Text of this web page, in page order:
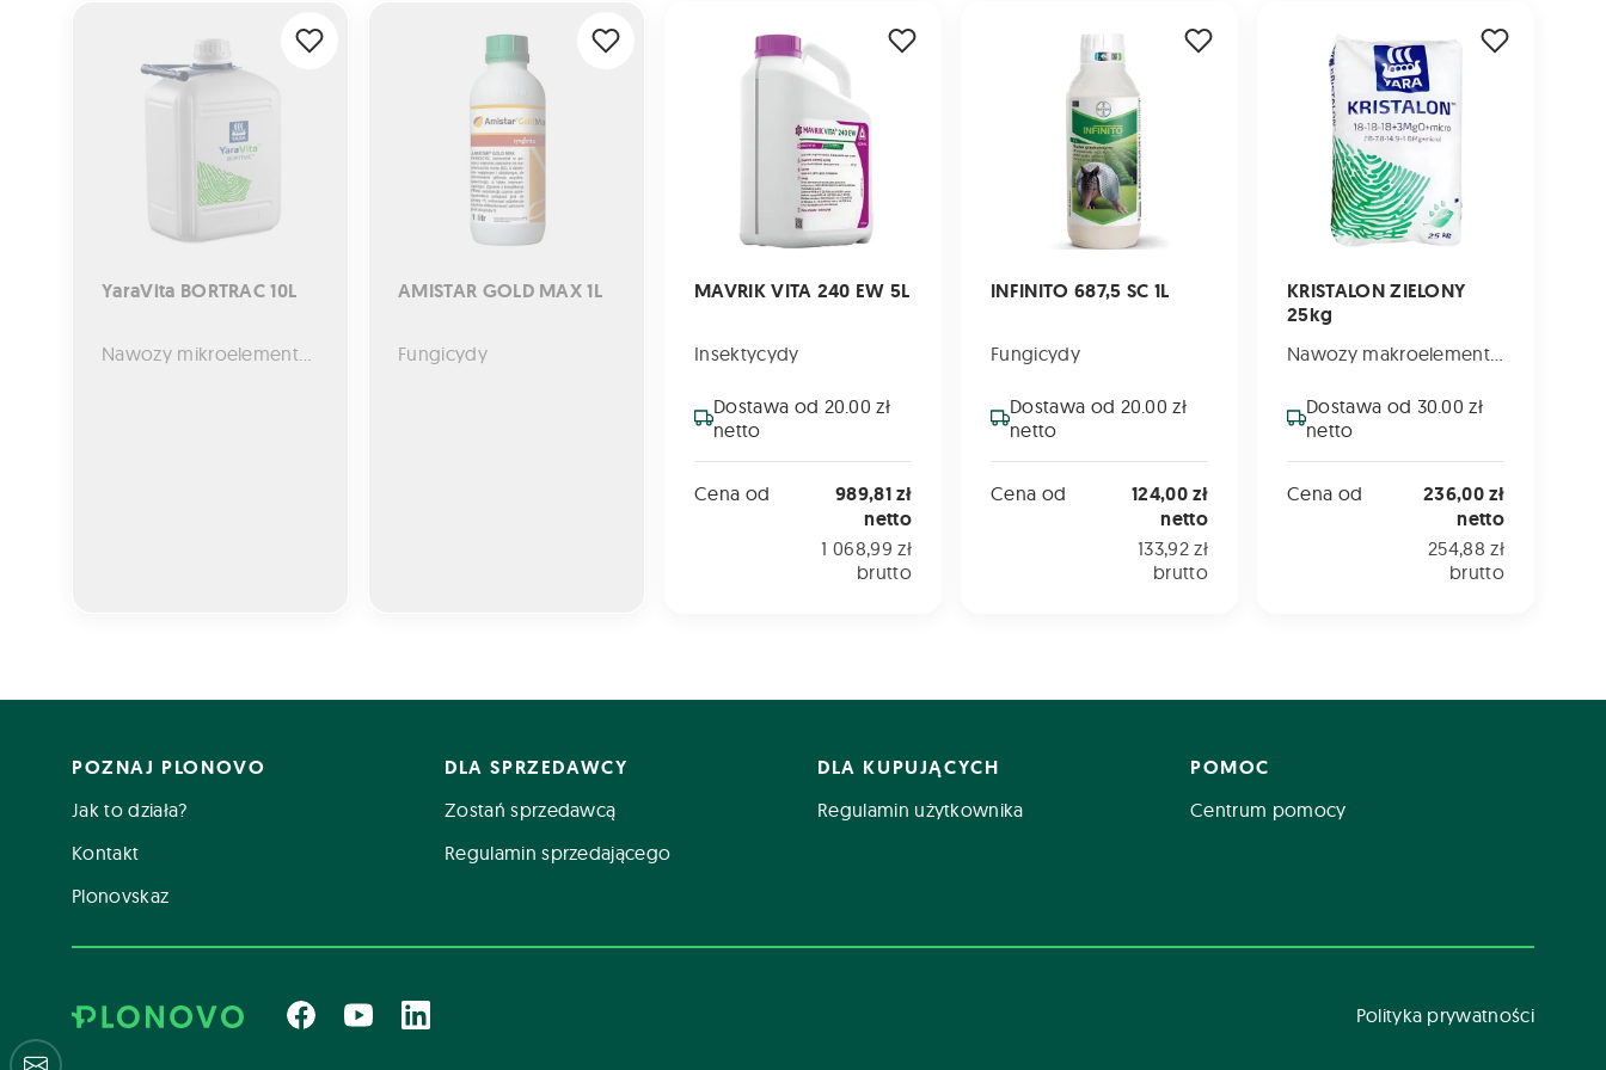
YaraVita BORTRAC 10L AMISTAR GOLD MAX 1L
Fungicydy
MAVRIK VITA 240 EW 5L
Insektycydy
Dostawa od 20.00 zł
netto
Cena od
989,81 zł
netto
1 068,99 zł
brutto
INFINITO 687,5 SC 1L
Fungicydy
Dostawa od 20.00 zł
netto
Cena od
124,00 zł
netto
133,92 zł
brutto
KRISTALON ZIELONY
25kg
Dostawa od 30.00 zł
netto
Cena od
236,00 zł
netto
254,88 zł
brutto
POZNAJ PLONOVO
Jak to działa?
Kontakt
Plonovskaz
DLA SPRZEDAWCY
Zostań sprzedawcą
Regulamin sprzedającego
DLA KUPUJĄCYCH
Regulamin użytkownika
POMOC
Centrum pomocy
Polityka prywatności